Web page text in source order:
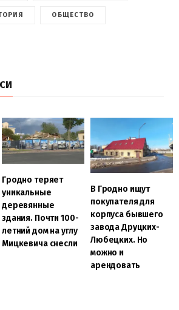
ОБЩЕСТВО
Гродно теряет
уникальные
деревянные
здания. Почти 100-
летний дом на углу
Мицкевича снесли
В Гродно ищут
покупателя для
корпуса бывшего
завода Друцких-
Любецких. Но
можно и
арендовать